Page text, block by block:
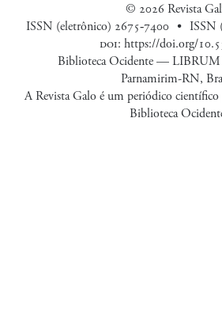
© 2026 Revista
ISSN (eletrônico) 2675‑7400
ISSN
doi: https://doi.org/
Biblioteca Ocidente —
Parnamirim-RN,
A Revista Galo é um periódico
Biblioteca